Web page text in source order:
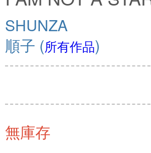
SHUNZA
順子 (所有作品)
無庫存